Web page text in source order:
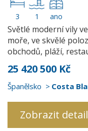
3 1 ano
Světlé moderní vily
moře, ve skvělé
obchodů, pláží,
25 420 500 Kč
Španělsko Costa
Zobrazit detail